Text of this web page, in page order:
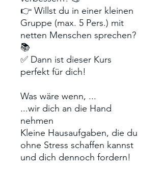
👉 Willst du in einer kleinen
Gruppe (max. 5 Pers.) mit
netten Menschen sprechen?
📚
✅ Dann ist dieser Kurs
perfekt für dich!
Was wäre wenn, ...
...wir dich an die Hand
nehmen
Kleine Hausaufgaben, die du
ohne Stress schaffen kannst
und dich dennoch fordern!